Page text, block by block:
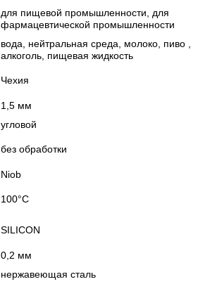
для пищевой промышленности, для
фармацевтической промышленности
вода, нейтральная среда, молоко, пиво ,
алкоголь, пищевая жидкость
Чехия
1,5 мм
угловой
без обработки
Niob
100°С
SILICON
0,2 мм
нержавеющая сталь